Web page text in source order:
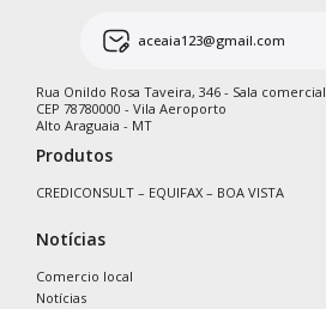
aceaia123@gmail.com
Rua Onildo Rosa Taveira, 346 - Sala comercial
CEP 78780000 - Vila Aeroporto
Alto Araguaia - MT
Produtos
CREDICONSULT – EQUIFAX – BOA VISTA
Notícias
Comercio local
Notícias